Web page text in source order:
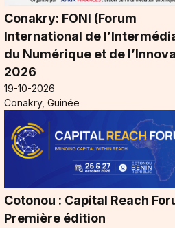
Conakry: FONI (Forum
International de
du Numérique et de
2026
19-10-2026
Conakry, Guinée
Cotonou : Capital Reach
Première édition